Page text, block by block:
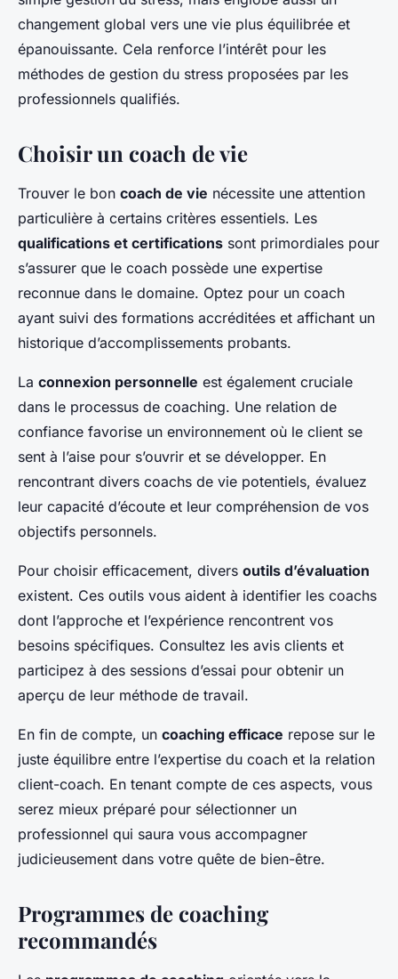
changement global vers une vie plus équilibrée et
épanouissante. Cela renforce l’intérêt pour les
méthodes de gestion du stress proposées par les
professionnels qualifiés.
Choisir un coach de vie
Trouver le bon coach de vie nécessite une attention
particulière à certains critères essentiels. Les
qualifications et certifications sont primordiales pour
s’assurer que le coach possède une expertise
reconnue dans le domaine. Optez pour un coach
ayant suivi des formations accréditées et affichant un
historique d’accomplissements probants.
La connexion personnelle est également cruciale
dans le processus de coaching. Une relation de
confiance favorise un environnement où le client se
sent à l’aise pour s’ouvrir et se développer. En
rencontrant divers coachs de vie potentiels, évaluez
leur capacité d’écoute et leur compréhension de vos
objectifs personnels.
Pour choisir efficacement, divers outils d’évaluation
existent. Ces outils vous aident à identifier les coachs
dont l’approche et l’expérience rencontrent vos
besoins spécifiques. Consultez les avis clients et
participez à des sessions d’essai pour obtenir un
aperçu de leur méthode de travail.
En fin de compte, un coaching efficace repose sur le
juste équilibre entre l’expertise du coach et la relation
client-coach. En tenant compte de ces aspects, vous
serez mieux préparé pour sélectionner un
professionnel qui saura vous accompagner
judicieusement dans votre quête de bien-être.
Programmes de coaching
recommandés